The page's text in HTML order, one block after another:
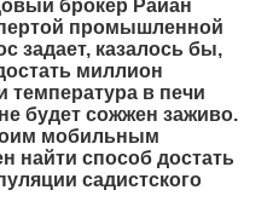
брокер Райан
промышленной
задает, казалось бы,
миллион
температура в печи
будет сожжен заживо.
мобильным
найти способ достать
садистского